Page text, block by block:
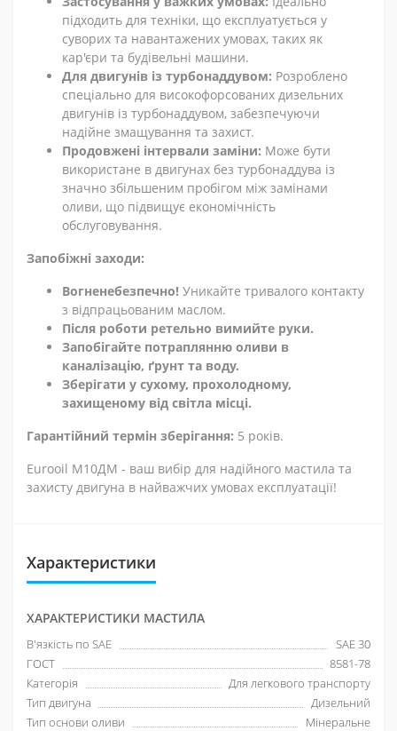
підходить для техніки, що експлуатується у
суворих та навантажених умовах, таких як
кар'єри та будівельні машини.
Для двигунів із турбонаддувом: Розроблено
спеціально для високофорсованих дизельних
двигунів із турбонаддувом, забезпечуючи
надійне змащування та захист.
Продовжені інтервали заміни: Може бути
використане в двигунах без турбонаддува із
значно збільшеним пробігом між замінами
оливи, що підвищує економічність
обслуговування.
Запобіжні заходи:
Вогненебезпечно! Уникайте тривалого контакту
з відпрацьованим маслом.
Після роботи ретельно вимийте руки.
Запобігайте потраплянню оливи в
каналізацію, ґрунт та воду.
Зберігати у сухому, прохолодному,
захищеному від світла місці.
Гарантійний термін зберігання: 5 років.
Eurooil М10ДМ - ваш вибір для надійного мастила та
захисту двигуна в найважчих умовах експлуатації!
Характеристики
ХАРАКТЕРИСТИКИ МАСТИЛА
В'язкість по SAE
SAE 30
ГОСТ
8581-78
Категорія
Для легкового транспорту
Тип двигуна
Дизельний
Тип основи оливи
Мінеральне